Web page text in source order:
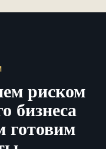
риском
бизнеса
готовим